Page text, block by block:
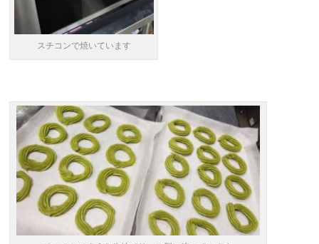
スチコンで焼いています